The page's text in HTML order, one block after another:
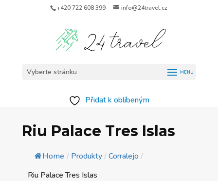
+420 722 608 399 info@24travel.cz
Vyberte stránku
Přidat k oblíbeným
Riu Palace Tres Islas
Home / Produkty/Corralejo /
Riu Palace Tres Islas